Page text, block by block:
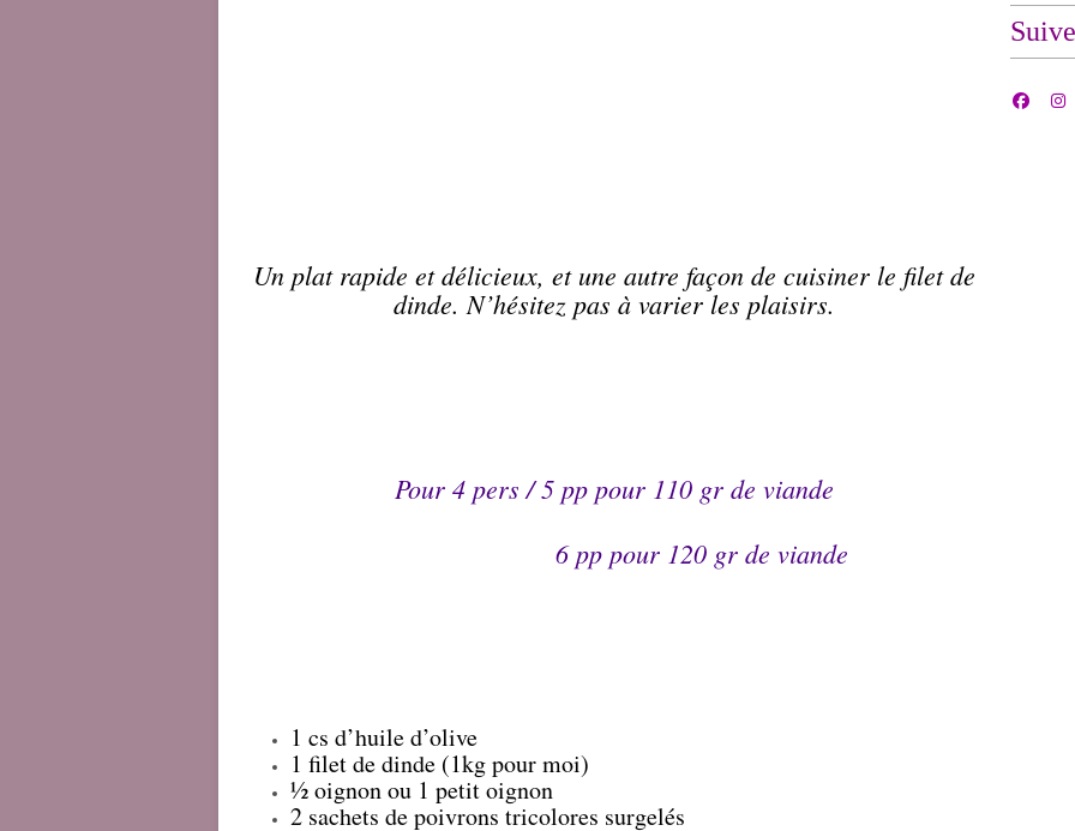
Un plat rapide et délicieux, et une autre façon de cuisiner le filet de
dinde. N’hésitez pas à varier les plaisirs.
Pour 4 pers /5 pp pour 110 gr de viande
6 pp pour 120 gr de viande
1 cs d’huile d’olive
1 filet de dinde (1kg pour moi)
½ oignon ou 1 petit oignon
2 sachets de poivrons tricolores surgelés